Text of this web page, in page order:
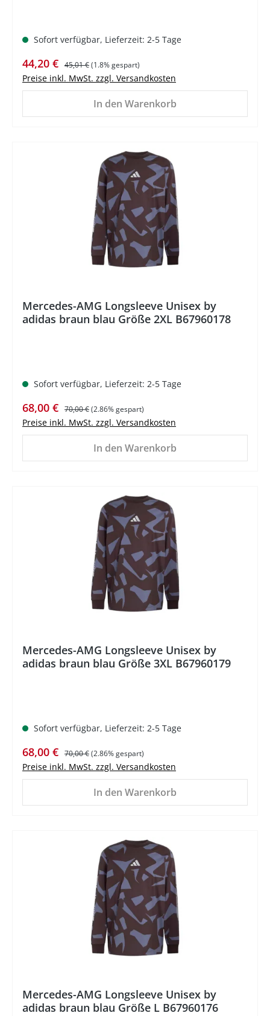
Sofort verfügbar, Lieferzeit: 2-5 Tage
Verkaufspreis:
44,20 € Regulärer Preis:
45,01 €(1.8% gespart)
Preise inkl. MwSt. zzgl. Versandkosten
In den Warenkorb
Mercedes-AMG Longsleeve Unisex by
adidas braun blau Größe 2XL B67960178
Sofort verfügbar, Lieferzeit: 2-5 Tage
Verkaufspreis:
68,00 € Regulärer Preis:
70,00 €(2.86% gespart)
Preise inkl. MwSt. zzgl. Versandkosten
In den Warenkorb
Mercedes-AMG Longsleeve Unisex by
adidas braun blau Größe 3XL B67960179
Sofort verfügbar, Lieferzeit: 2-5 Tage
Verkaufspreis:
68,00 € Regulärer Preis:
70,00 €(2.86% gespart)
Preise inkl. MwSt. zzgl. Versandkosten
In den Warenkorb
Mercedes-AMG Longsleeve Unisex by
adidas braun blau Größe L B67960176